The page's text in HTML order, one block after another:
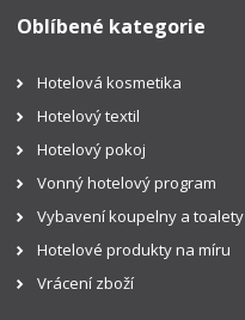
Oblíbené kategorie
Hotelová kosmetika
Hotelový textil
Hotelový pokoj
Vonný hotelový program
Vybavení koupelny a toalety
Hotelové produkty na míru
Vrácení zboží